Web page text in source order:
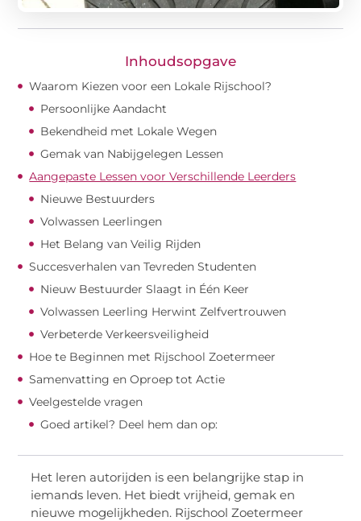
Inhoudsopgave
Waarom Kiezen voor een Lokale Rijschool?
Persoonlijke Aandacht
Bekendheid met Lokale Wegen
Gemak van Nabijgelegen Lessen
Aangepaste Lessen voor Verschillende Leerders
Nieuwe Bestuurders
Volwassen Leerlingen
Het Belang van Veilig Rijden
Succesverhalen van Tevreden Studenten
Nieuw Bestuurder Slaagt in Één Keer
Volwassen Leerling Herwint Zelfvertrouwen
Verbeterde Verkeersveiligheid
Hoe te Beginnen met Rijschool Zoetermeer
Samenvatting en Oproep tot Actie
Veelgestelde vragen
Goed artikel? Deel hem dan op:
Het leren autorijden is een belangrijke stap in
iemands leven. Het biedt vrijheid, gemak en
nieuwe mogelijkheden. Rijschool Zoetermeer